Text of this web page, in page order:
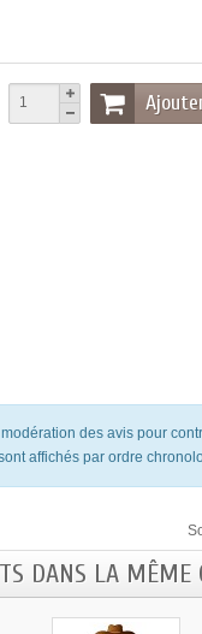
des avis pour
affichés par ordre
DANS LA MÊME